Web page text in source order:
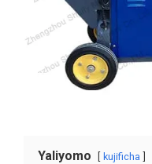
Yaliyomo kujificha